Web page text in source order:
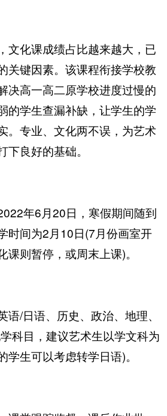
化课成绩占比越来越大，已
关键因素。该课程衔接学校教
决高一高二原学校进度过慢的
的学生查漏补缺，让学生的学
。专业、文化两不误，为艺术
良好的基础。
年6月20日，寒假期间随到
时间为2月10日(7月份画室开
则暂停，或周末上课)。
/日语、历史、政治、地理、
科目，建议艺术生以学文科为
学生可以考虑转学日语)。